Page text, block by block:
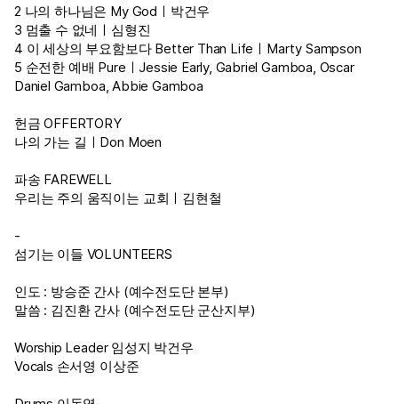
2 나의 하나님은 My Godㅣ박건우
3 멈출 수 없네ㅣ심형진
4 이 세상의 부요함보다 Better Than LifeㅣMarty Sampson
5 순전한 예배 PureㅣJessie Early, Gabriel Gamboa, Oscar
Daniel Gamboa, Abbie Gamboa
헌금 OFFERTORY
나의 가는 길ㅣDon Moen
파송 FAREWELL
우리는 주의 움직이는 교회ㅣ김현철
-
섬기는 이들 VOLUNTEERS
인도 : 방승준 간사 (예수전도단 본부)
말씀 : 김진환 간사 (예수전도단 군산지부)
Worship Leader 임성지 박건우
Vocals 손서영 이상준